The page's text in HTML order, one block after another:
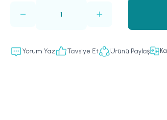
Yorum Yaz Tavsiye Et Ürünü Paylaş